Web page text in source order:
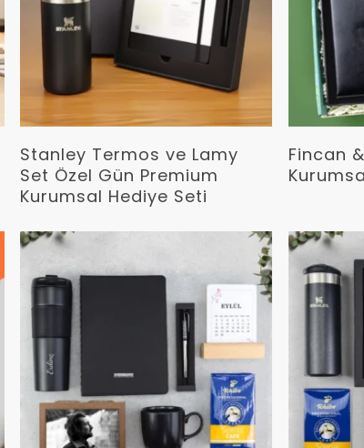
Devamını Oku
Stanley Termos ve Lamy
Set Özel Gün Premium
Kurumsal Hediye Seti
Fincan